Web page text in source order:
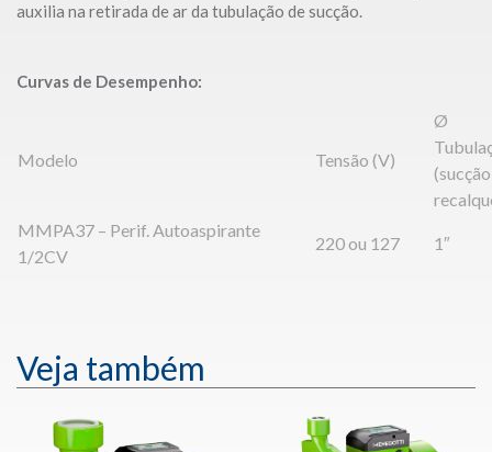
auxilia na retirada de ar da tubulação de sucção.
Curvas de Desempenho:
Modelo Tensão (V)
Ø
MMPA37 – Perif. Autoaspirante
1/2CV
220 ou 127 1″
Veja também